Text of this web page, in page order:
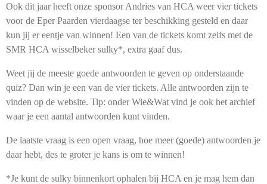
Ook dit jaar heeft onze sponsor Andries van HCA weer vier tickets
voor de Eper Paarden vierdaagse ter beschikking gesteld en daar
kun jij er eentje van winnen! Een van de tickets komt zelfs met de
SMR HCA wisselbeker sulky*, extra gaaf dus.
Weet jij de meeste goede antwoorden te geven op onderstaande
quiz? Dan win je een van de vier tickets. Alle antwoorden zijn te
vinden op de website. Tip: onder Wie&Wat vind je ook het archief
waar je een aantal antwoorden kunt vinden.
De laatste vraag is een open vraag, hoe meer (goede) antwoorden je
daar hebt, des te groter je kans is om te winnen!
*Je kunt de sulky binnenkort ophalen bij HCA en je mag hem dan